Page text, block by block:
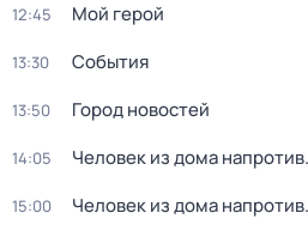
12:45 Мой герой
13:30 События
13:50 Город новостей
14:05 Человек из дома напротив
15:00 Человек из дома напротив